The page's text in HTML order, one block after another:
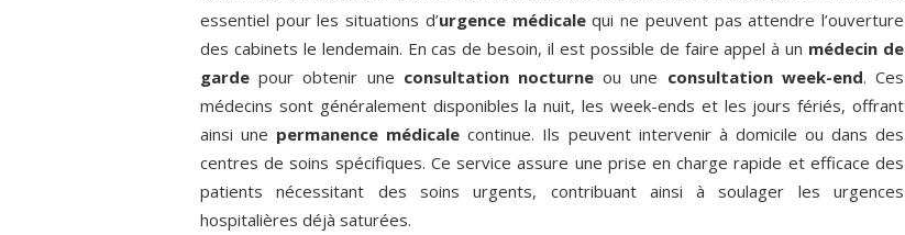
essentiel pour les situations d’urgence médicalequi ne peuvent pas attendre l’ouverture
des cabinets le lendemain. En cas de besoin, il est possible de faire appel à un médecin de
garde pour obtenir une consultation nocturne ou une consultation week-end. Ces
médecins sont généralement disponibles la nuit, les week-ends et les jours fériés, offrant
ainsi une permanence médicale continue. Ils peuvent intervenir à domicile ou dans des
centres de soins spécifiques. Ce service assure une prise en charge rapide et efficace des
patients nécessitant des soins urgents, contribuant ainsi à soulager les urgences
hospitalières déjà saturées.